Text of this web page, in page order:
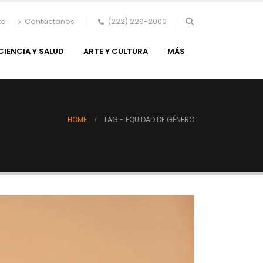
Contáctanos (222) 229-2000
Y SALUD ARTE Y CULTURA MÁS
HOME TAG - EQUIDAD DE GÉNERO